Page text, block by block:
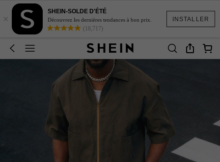
INSTALLER
×
SHEIN-SOLDE D'ÉTÉ
Découvrez les dernières tendances à bon prix.
(18,717)